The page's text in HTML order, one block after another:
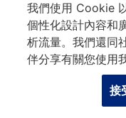
我們使用 Cookie
個性化設計內容和
析流量。我們還同
伴分享有關您使用
接